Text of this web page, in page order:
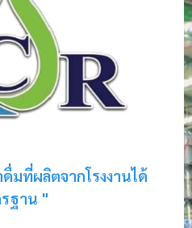
มที่ผลิตจากโรงงานได้
ฐาน "